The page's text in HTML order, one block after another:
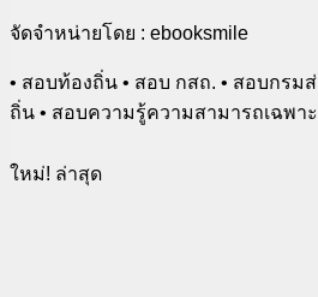
จัดจำหน่ายโดย : ebooksmile
• สอบท้องถิ่น • สอบ กสถ. • สอบกรม
ถิ่น • สอบความรู้ความสามารถเฉพา
ใหม่! ล่าสุด